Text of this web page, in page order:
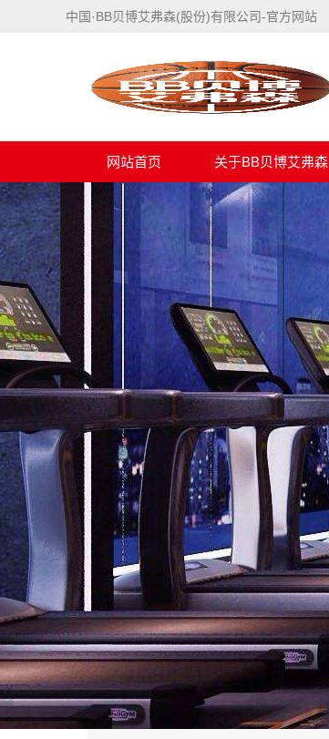
中国·BB贝博艾弗森(股份)有限公司-官方网站
网站首页 关于BB贝博艾弗森